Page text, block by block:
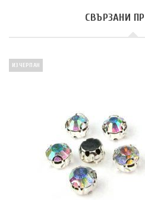
СВЪРЗАНИ
ИЗЧЕРПАН